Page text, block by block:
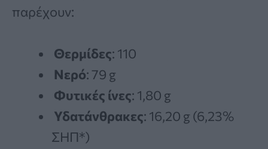
παρέχουν:
Θερμίδες: 110
Νερό: 79 g
Φυτικές ίνες: 1,80 g
Υδατάνθρακες: 16,20 g (6,23%
ΣΗΠ*)